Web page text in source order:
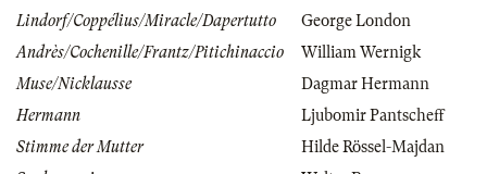
Lindorf/Coppélius/Miracle/Dapertutto
George London
Andrès/Cochenille/Frantz/Pitichinaccio
William Wernigk
Muse/Nicklausse
Dagmar Hermann
Hermann
Ljubomir Pantscheff
Stimme der Mutter
Hilde Rössel-Majdan